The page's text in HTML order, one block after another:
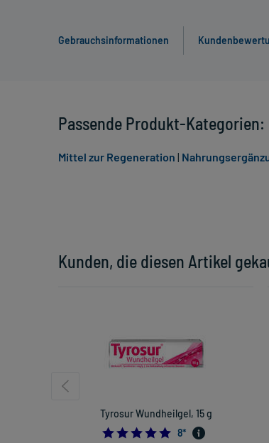
Gebrauchsinformationen
Kunden, die diesen Artikel
Tyrosur Wundheilgel, 15 g
5.0
8*
Passende Produkt-Kategorien:
Mittel zur Regeneration |